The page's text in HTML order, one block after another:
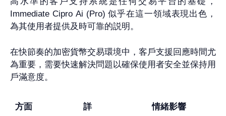
Immediate Cipro Ai (Pro) 似乎在這一領域表現出色，
為其使用者提供及時可靠的説明。
在快節奏的加密貨幣交易環境中，客戶支援回應時間尤
為重要，需要快速解決問題以確保使用者安全並保持用
戶滿意度。
方面 詳 情緒影響